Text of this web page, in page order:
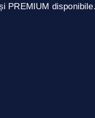
PREMIUM disponibile.